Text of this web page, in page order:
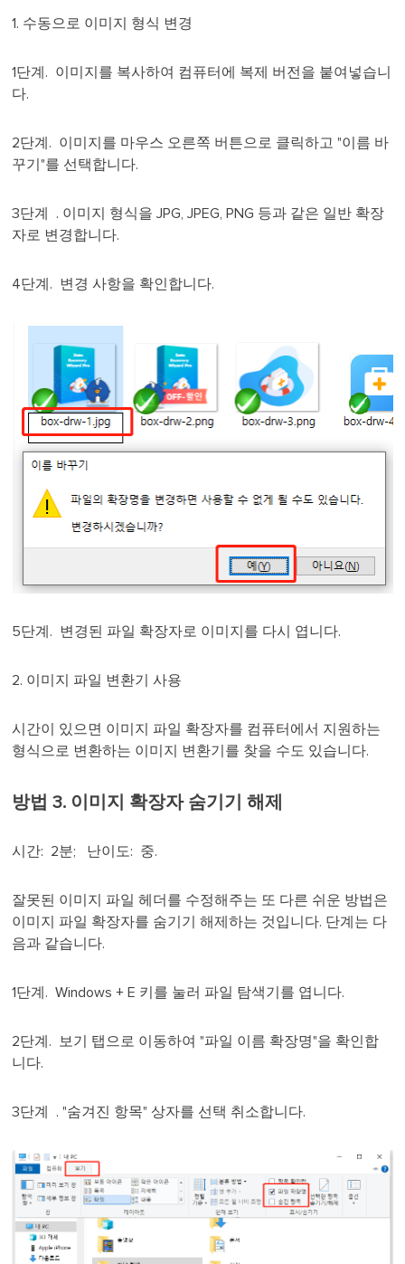
1. 수동으로 이미지 형식 변경
1단계. 이미지를 복사하여 컴퓨터에 복제 버전을 붙여넣습니
다.
2단계. 이미지를 마우스 오른쪽 버튼으로 클릭하고 "이름 바
꾸기"를 선택합니다.
3단계 . 이미지 형식을 JPG, JPEG, PNG 등과 같은 일반 확장
자로 변경합니다.
4단계. 변경 사항을 확인합니다.
5단계. 변경된 파일 확장자로 이미지를 다시 엽니다.
2. 이미지 파일 변환기 사용
시간이 있으면 이미지 파일 확장자를 컴퓨터에서 지원하는
형식으로 변환하는 이미지 변환기를 찾을 수도 있습니다.
방법 3. 이미지 확장자 숨기기 해제
시간: 2분; 난이도: 중.
잘못된 이미지 파일 헤더를 수정해주는 또 다른 쉬운 방법은
이미지 파일 확장자를 숨기기 해제하는 것입니다. 단계는 다
음과 같습니다.
1단계. Windows + E 키를 눌러 파일 탐색기를 엽니다.
2단계. 보기 탭으로 이동하여 "파일 이름 확장명"을 확인합
니다.
3단계 . "숨겨진 항목" 상자를 선택 취소합니다.